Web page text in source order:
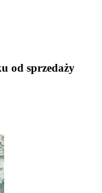
od sprzedaży